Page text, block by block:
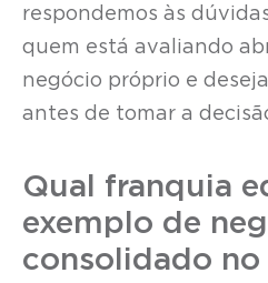
respondemos às
quem está avaliando
negócio próprio e
antes de tomar a
Qual franquia
exemplo de
consolidado no